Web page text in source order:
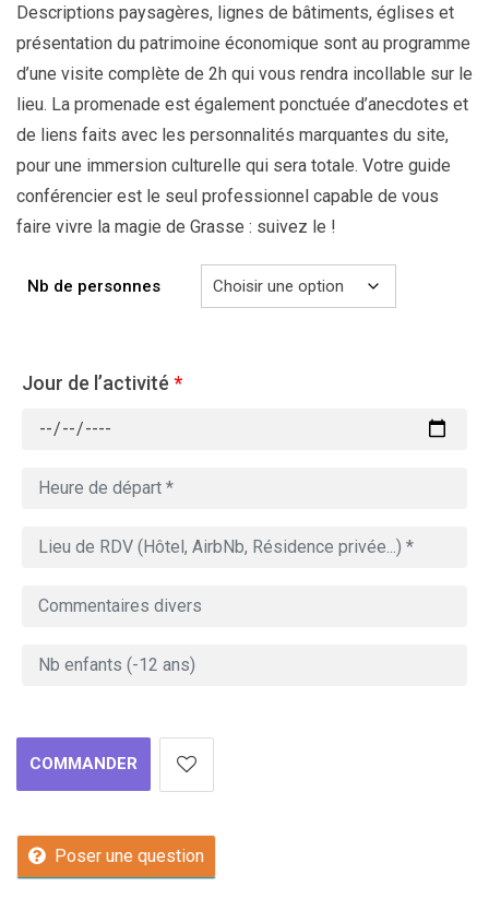
Descriptions paysagères, lignes de bâtiments, églises et
présentation du patrimoine économique sont au programme
d’une visite complète de 2h qui vous rendra incollable sur le
lieu. La promenade est également ponctuée d’anecdotes et
de liens faits avec les personnalités marquantes du site,
pour une immersion culturelle qui sera totale. Votre guide
conférencier est le seul professionnel capable de vous
faire vivre la magie de Grasse : suivez le !
Nb de personnes
Jour de l’activité *
COMMANDER
Poser une question